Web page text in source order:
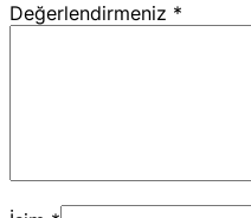
Değerlendirmeniz *